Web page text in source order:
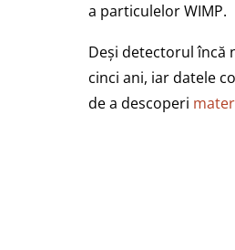
a particulelor WIMP.
Deși detectorul încă
cinci ani, iar datele
de a descoperi